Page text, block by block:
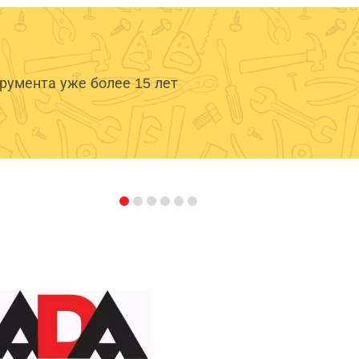
уже более 15 лет